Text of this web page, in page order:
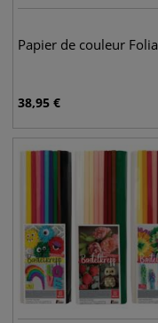
Papier de couleur Folia
38,95 €